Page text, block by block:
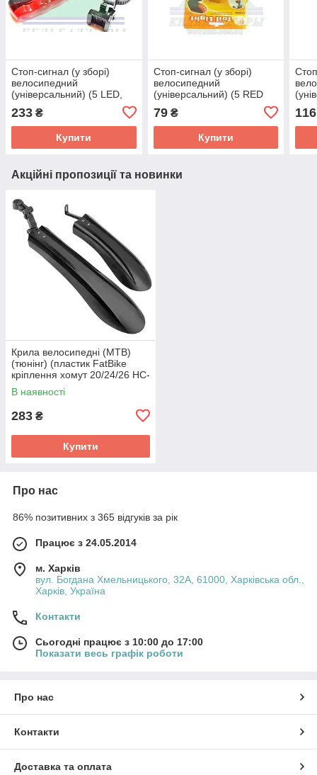
Стоп-сигнал (у зборі)
велосипедний
(універсальний) (5 LED,
(mod 358) KL
233 ₴
Купити
Стоп-сигнал (у зборі)
велосипедний
(універсальний) (5 RED
LED, АА*2шт.) (mod 008)
KL
79₴
Купити
116
Акційні пропозиції та новинки
Крила велосипедні (MTB)
(тюнінг) (пластик FatBike
кріплення хомут 20/24/26 HC-
XDC-S) Shunfeng BBC
В наявності
283 ₴
Купити
Про нас
86% позитивних з 365 відгуків за рік
Працює з 24.05.2014
м. Харків
вул. Богдана Хмельницького, 32А, 61000, Харківська обл.,
Харків, Україна
Контакти
Сьогодні працює з 10:00 до 17:00
Показати весь графік роботи
Про нас
Контакти
Доставка та оплата